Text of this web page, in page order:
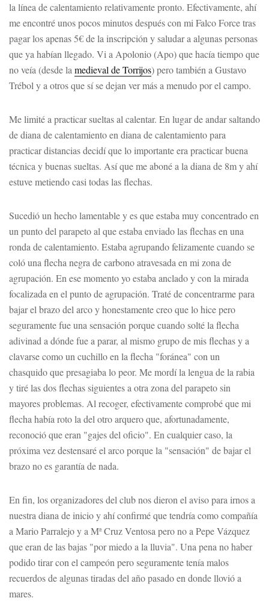
la línea de calentamiento relativamente pronto. Efectivamente, ahí
me encontré unos pocos minutos después con mi Falco Force tras
pagar los apenas 5€ de la inscripción y saludar a algunas personas
que ya habían llegado. Vi a Apolonio (Apo) que hacía tiempo que
no veía (desde la medieval de Torrijos) pero también a Gustavo
Trébol y a otros que sí se dejan ver más a menudo por el campo.
Me limité a practicar sueltas al calentar. En lugar de andar saltando
de diana de calentamiento en diana de calentamiento para
practicar distancias decidí que lo importante era practicar buena
técnica y buenas sueltas. Así que me aboné a la diana de 8m y ahí
estuve metiendo casi todas las flechas.
Sucedió un hecho lamentable y es que estaba muy concentrado en
un punto del parapeto al que estaba enviado las flechas en una
ronda de calentamiento. Estaba agrupando felizamente cuando se
coló una flecha negra de carbono atravesada en mi zona de
agrupación. En ese momento yo estaba anclado y con la mirada
focalizada en el punto de agrupación. Traté de concentrarme para
bajar el brazo del arco y honestamente creo que lo hice pero
seguramente fue una sensación porque cuando solté la flecha
adivinad a dónde fue a parar, al mismo grupo de mis flechas y a
clavarse como un cuchillo en la flecha "foránea" con un
chasquido que presagiaba lo peor. Me mordí la lengua de la rabia
y tiré las dos flechas siguientes a otra zona del parapeto sin
mayores problemas. Al recoger, efectivamente comprobé que mi
flecha había roto la del otro arquero que, afortunadamente,
reconoció que eran "gajes del oficio". En cualquier caso, la
próxima vez destensaré el arco porque la "sensación" de bajar el
brazo no es garantía de nada.
En fin, los organizadores del club nos dieron el aviso para irnos a
nuestra diana de inicio y ahí confirmé que tendría como compañía
a Mario Parralejo y a Mª Cruz Ventosa pero no a Pepe Vázquez
que eran de las bajas "por miedo a la lluvia". Una pena no haber
podido tirar con el campeón pero seguramente tenía malos
recuerdos de algunas tiradas del año pasado en donde llovió a
mares.